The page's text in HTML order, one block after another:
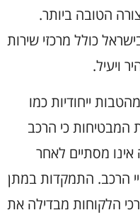
הטובה ביותר.
כולל מרכזי שירות
ויעיל.
ייחודיות כמו
המבטיחות כי הרכב
אינו מסתיים לאחר
הרכב. התמקדות במתן
הלקוחות מבדילה את